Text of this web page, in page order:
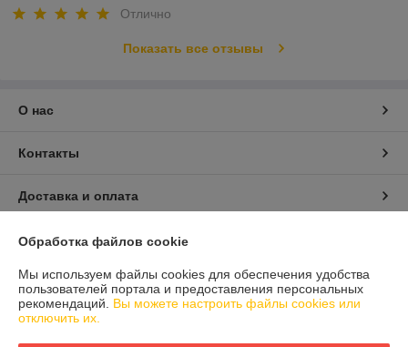
Отлично
Показать все отзывы
О нас
Контакты
Доставка и оплата
График работы
Полная версия сайта
Политика обработки cookies
Обработка файлов cookie
Мы используем файлы cookies для обеспечения удобства
пользователей портала и предоставления персональных
рекомендаций. Вы можете настроить файлы cookies или
отключить их.